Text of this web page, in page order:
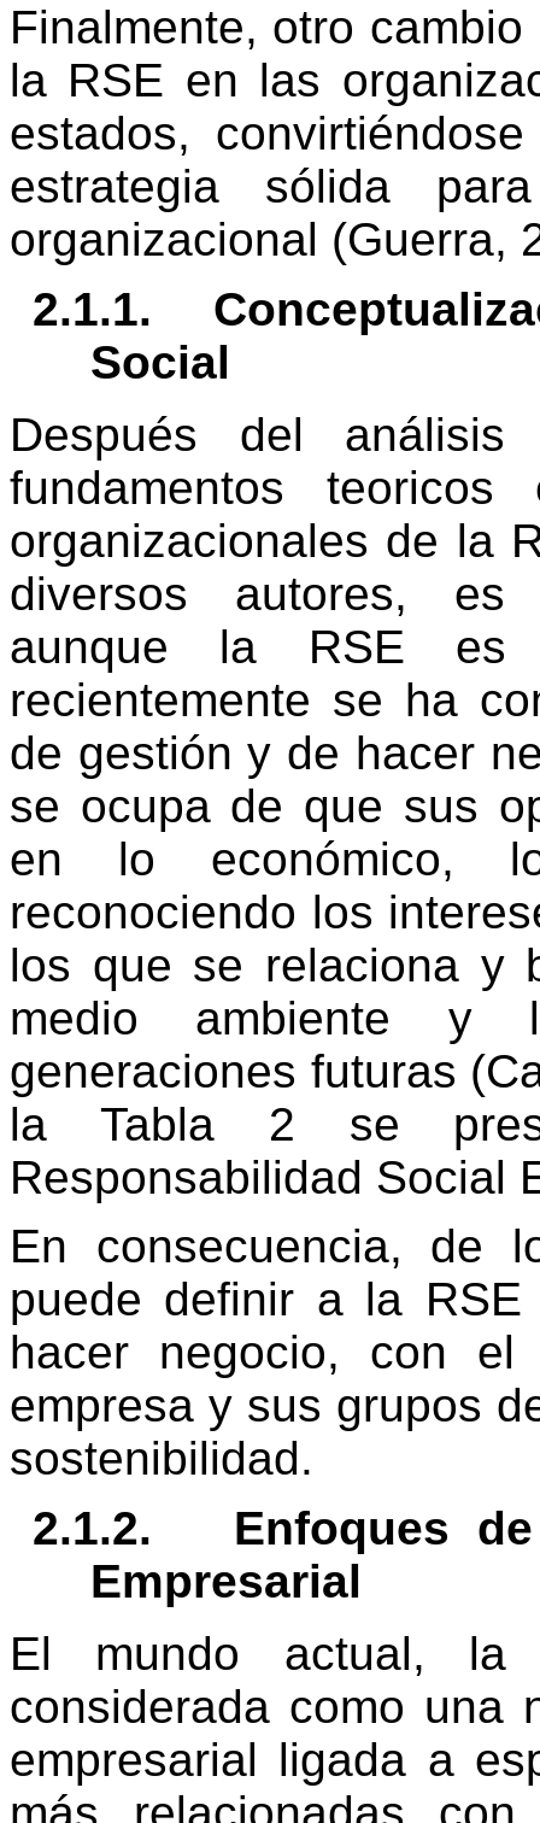
Finalmente, otro
la RSE en las
estados,
estrategia sólida
organizacional (Guerra,
2.1.1.
Social
Después del
fundamentos
organizacionales de la
diversos autores, es
aunque la RSE es
recientemente se ha
de gestión y de hacer
se ocupa de que sus
en lo económico,
reconociendo los
los que se relaciona y
medio ambiente y
generaciones futuras
la Tabla 2 se
Responsabilidad Social
En consecuencia, de
puede definir a la
hacer negocio, con el
empresa y sus grupos
sostenibilidad.
2.1.2.
Enfoques
Empresarial
El mundo actual, la
considerada como una
empresarial ligada a
más relacionadas